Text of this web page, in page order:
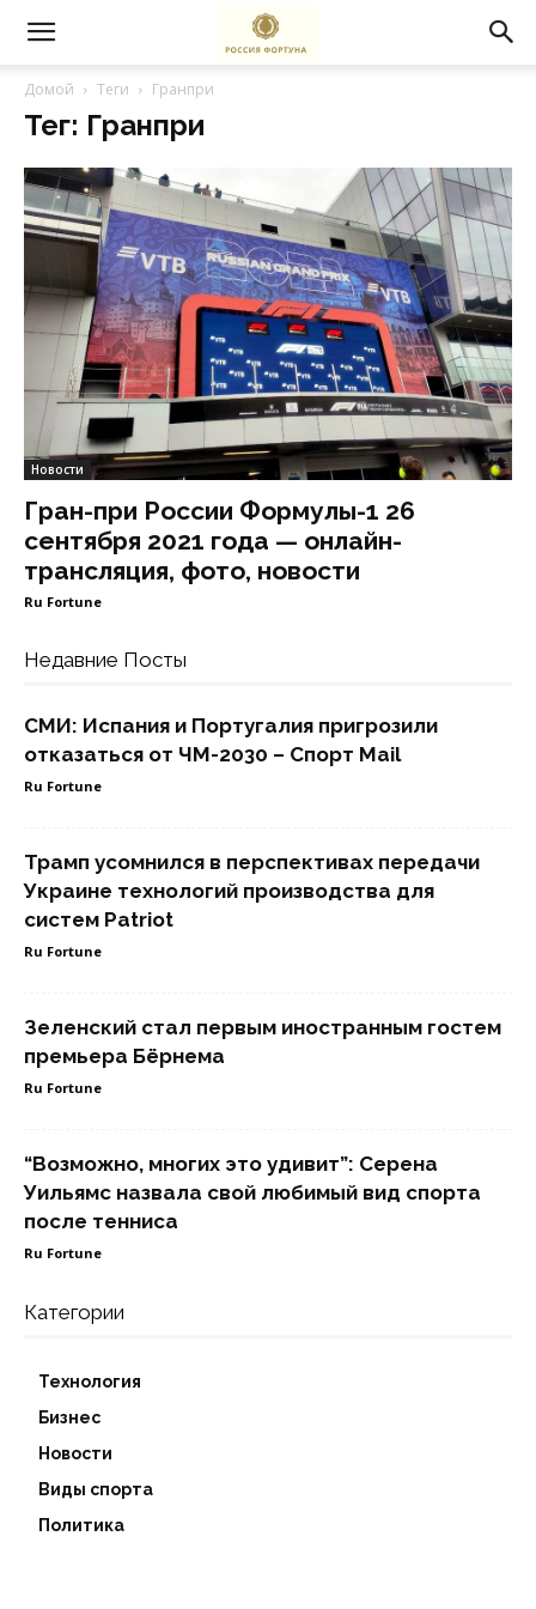
Домой Теги Гранпри
Тег: Гранпри
Новости
Гран-при России Формулы-1 26
сентября 2021 года — онлайн-
трансляция, фото, новости
Ru Fortune
Недавние Посты
СМИ: Испания и Португалия пригрозили
отказаться от ЧМ-2030 – Спорт Mail
Ru Fortune
Трамп усомнился в перспективах передачи
Украине технологий производства для
систем Patriot
Ru Fortune
Зеленский стал первым иностранным гостем
премьера Бёрнема
Ru Fortune
“Возможно, многих это удивит”: Серена
Уильямс назвала свой любимый вид спорта
после тенниса
Ru Fortune
Категории
Технология
Бизнес
Новости
Виды спорта
Политика